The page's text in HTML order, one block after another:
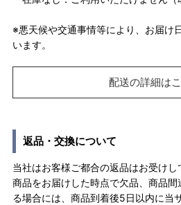
※悪天候や交通事情等により、お届け
います。
配送の詳細は
返品・交換について
当社はお客様ご都合の返品はお受けし
商品をお届けした時点で欠品、商品
る場合には、商品到着後5日以内に当